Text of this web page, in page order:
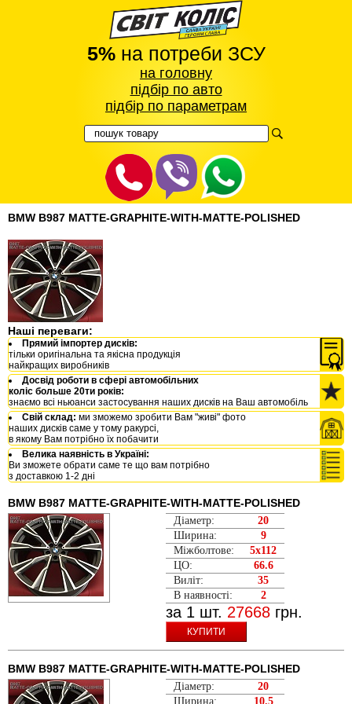
5%на потреби ЗСУ
на головну
підбір по авто
підбір по параметрам
BMW B987 MATTE-GRAPHITE-WITH-MATTE-POLISHED
Наші переваги:
Прямий імпортер дисків:
тільки оригінальна та якісна продукція
найкращих виробників
Досвід роботи в сфері автомобільних
коліс больше 20ти років:
знаємо всі ньюанси застосування наших дисків на Ваш автомобіль
Свій склад: ми зможемо зробити Вам "живі" фото
наших дисків саме у тому ракурсі,
в якому Вам потрібно їх побачити
Велика наявність в Україні:
Ви зможете обрати саме те що вам потрібно
з доставкою 1-2 дні
BMW B987 MATTE-GRAPHITE-WITH-MATTE-POLISHED
Діаметр:
20
Ширина:
9
Міжболтове:
5x112
ЦО:
66.6
Виліт:
35
В наявності:
2
за 1 шт. 27668 грн.
КУПИТИ
BMW B987 MATTE-GRAPHITE-WITH-MATTE-POLISHED
Діаметр:
20
Ширина:
10.5